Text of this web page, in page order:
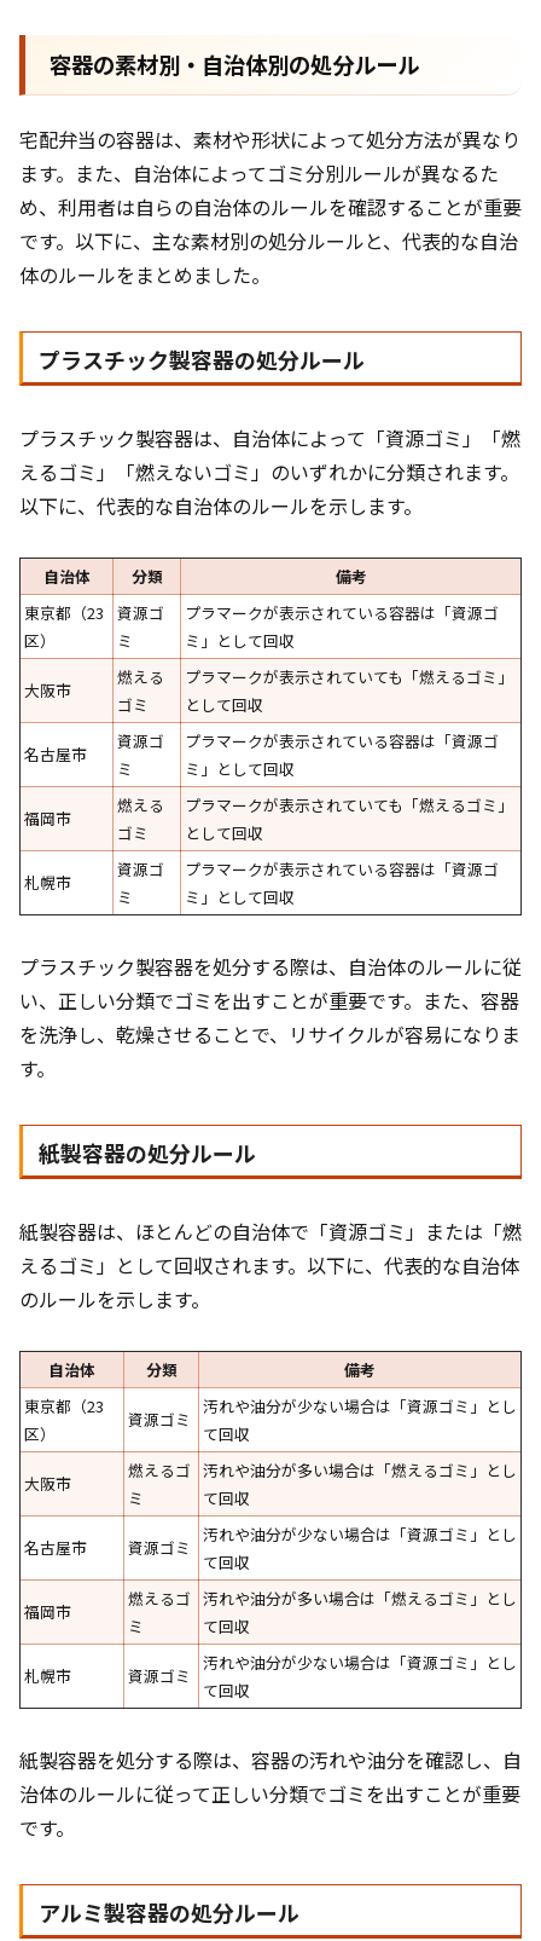
容器の素材別・自治体別の処分ルール
宅配弁当の容器は、素材や形状によって処分方法が異なり
ます。また、自治体によってゴミ分別ルールが異なるた
め、利用者は自らの自治体のルールを確認することが重要
です。以下に、主な素材別の処分ルールと、代表的な自治
体のルールをまとめました。
プラスチック製容器の処分ルール
プラスチック製容器は、自治体によって「資源ゴミ」「燃
えるゴミ」「燃えないゴミ」のいずれかに分類されます。
以下に、代表的な自治体のルールを示します。
自治体 分類
備考
東京都（23
区）
資源ゴ
ミ
プラマークが表示されている容器は「資源ゴ
ミ」として回収
大阪市
燃える
ゴミ
プラマークが表示されていても「燃えるゴミ」
として回収
名古屋市
資源ゴ
ミ
プラマークが表示されている容器は「資源ゴ
ミ」として回収
福岡市
燃える
ゴミ
プラマークが表示されていても「燃えるゴミ」
として回収
札幌市
資源ゴ
ミ
プラマークが表示されている容器は「資源ゴ
ミ」として回収
プラスチック製容器を処分する際は、自治体のルールに従
い、正しい分類でゴミを出すことが重要です。また、容器
を洗浄し、乾燥させることで、リサイクルが容易になりま
す。
紙製容器の処分ルール
紙製容器は、ほとんどの自治体で「資源ゴミ」または「燃
えるゴミ」として回収されます。以下に、代表的な自治体
のルールを示します。
自治体 分類
備考
東京都（23
区）
資源ゴミ
汚れや油分が少ない場合は「資源ゴミ」とし
て回収
大阪市
燃えるゴ
ミ
汚れや油分が多い場合は「燃えるゴミ」とし
て回収
名古屋市 資源ゴミ
汚れや油分が少ない場合は「資源ゴミ」とし
て回収
福岡市
燃えるゴ
ミ
汚れや油分が多い場合は「燃えるゴミ」とし
て回収
札幌市 資源ゴミ
汚れや油分が少ない場合は「資源ゴミ」とし
て回収
紙製容器を処分する際は、容器の汚れや油分を確認し、自
治体のルールに従って正しい分類でゴミを出すことが重要
です。
アルミ製容器の処分ルール